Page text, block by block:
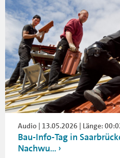
Audio | 13.05.2026 | Länge:
Bau-Info-Tag in
Nachwu...